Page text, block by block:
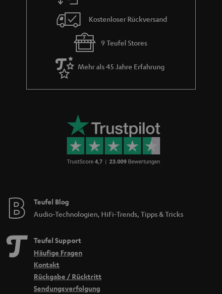
Kostenloser Rückversand
9 Teufel Stores
Mehr als 45 Jahre Erfahrung
Teufel Blog
Audio-Technologien, HiFi-Trends, Tipps & Tricks
Teufel Support
Häufige Fragen
Kontakt
Rückgabe / Rücktritt
Sendungsverfolgung